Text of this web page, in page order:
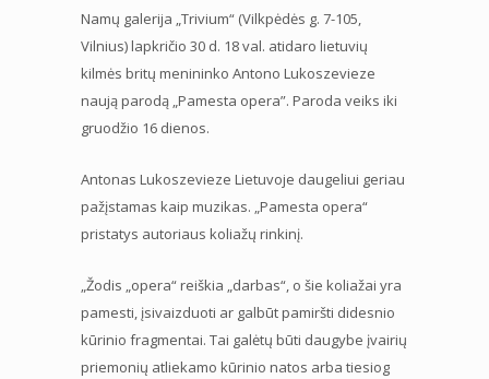
Namų galerija „Trivium“ (Vilkpėdės g. 7-105,
Vilnius) lapkričio 30 d. 18 val. atidaro lietuvių
kilmės britų menininko Antono Lukoszevieze
naują parodą „Pamesta opera”. Paroda veiks iki
gruodžio 16 dienos.
Antonas Lukoszevieze Lietuvoje daugeliui geriau
pažįstamas kaip muzikas. „Pamesta opera“
pristatys autoriaus koliažų rinkinį.
„Žodis „opera“ reiškia „darbas“, o šie koliažai yra
pamesti, įsivaizduoti ar galbūt pamiršti didesnio
kūrinio fragmentai. Tai galėtų būti daugybe įvairių
priemonių atliekamo kūrinio natos arba tiesiog